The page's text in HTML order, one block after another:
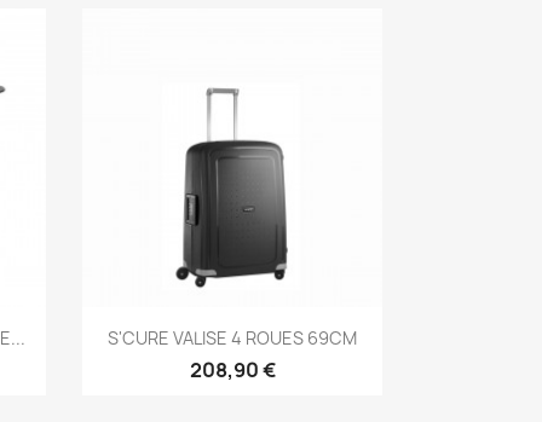
Aperçu rapide
S'CURE VALISE 4 ROUES 69CM
208,90 €